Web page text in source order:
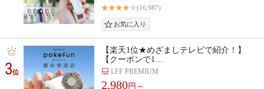
(16,987)
3位
【楽天1位★めざましテレビで紹介！】
【クーポンで1…
LFF PREMIUM
2,980円～